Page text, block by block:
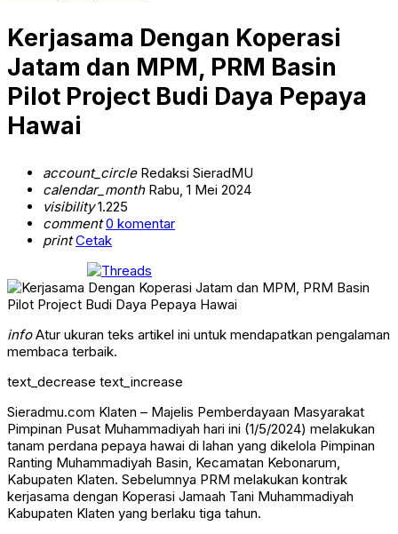
Kerjasama Dengan Koperasi
Jatam dan MPM, PRM Basin
Pilot Project Budi Daya Pepaya
Hawai
account_circleRedaksi SieradMU
calendar_monthRabu, 1 Mei 2024
visibility1.225
comment 0 komentar
print Cetak
infoAtur ukuran teks artikel ini untuk mendapatkan pengalaman
membaca terbaik.
text_decrease text_increase
Sieradmu.com Klaten – Majelis Pemberdayaan Masyarakat
Pimpinan Pusat Muhammadiyah hari ini (1/5/2024) melakukan
tanam perdana pepaya hawai di lahan yang dikelola Pimpinan
Ranting Muhammadiyah Basin, Kecamatan Kebonarum,
Kabupaten Klaten. Sebelumnya PRM melakukan kontrak
kerjasama dengan Koperasi Jamaah Tani Muhammadiyah
Kabupaten Klaten yang berlaku tiga tahun.